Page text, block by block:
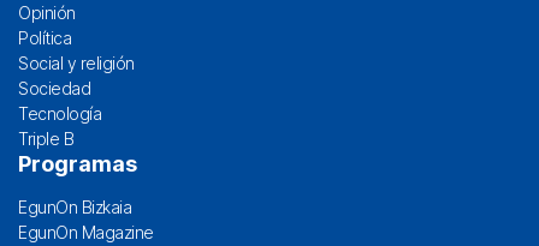
Opinión
Política
Social y religión
Sociedad
Tecnología
Triple B
Programas
EgunOn Bizkaia
EgunOn Magazine